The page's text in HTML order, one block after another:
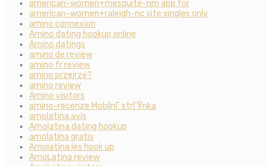
american-women+mesquite-nm app for
american-women+raleigh-nc site singles only
amino connexion
Amino dating hookup online
Amino datings
amino de review
amino fr review
amino przejrze?
amino review
Amino visitors
amino-recenze MobilnГ­ strГЎnka
amolatina avis
Amolatina dating hookup
amolatina gratis
Amolatina les hook up
AmoLatina review